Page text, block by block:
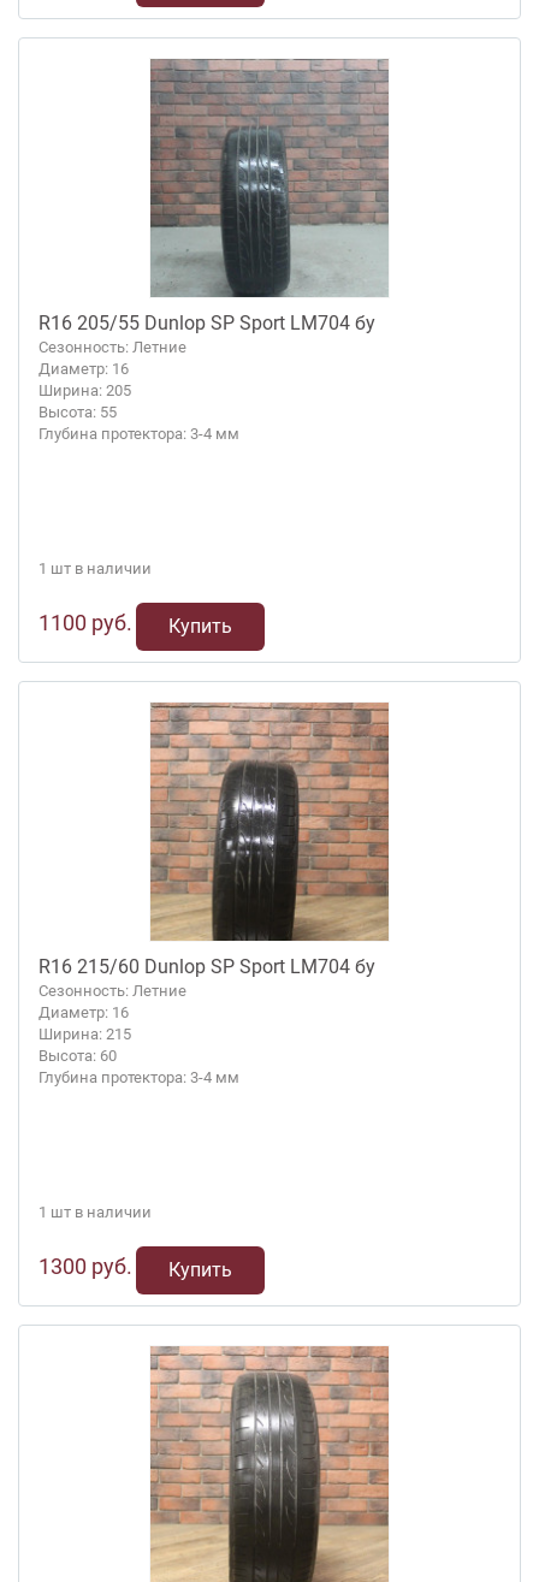
R16 205/55 Dunlop SP Sport LM704 бу
Сезонность: Летние
Диаметр: 16
Ширина: 205
Высота: 55
Глубина протектора: 3-4 мм
1 шт в наличии
1100 руб. Купить
R16 215/60 Dunlop SP Sport LM704 бу
Сезонность: Летние
Диаметр: 16
Ширина: 215
Высота: 60
Глубина протектора: 3-4 мм
1 шт в наличии
1300 руб. Купить